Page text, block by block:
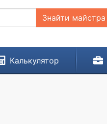
Знайти майстра
Калькулятор